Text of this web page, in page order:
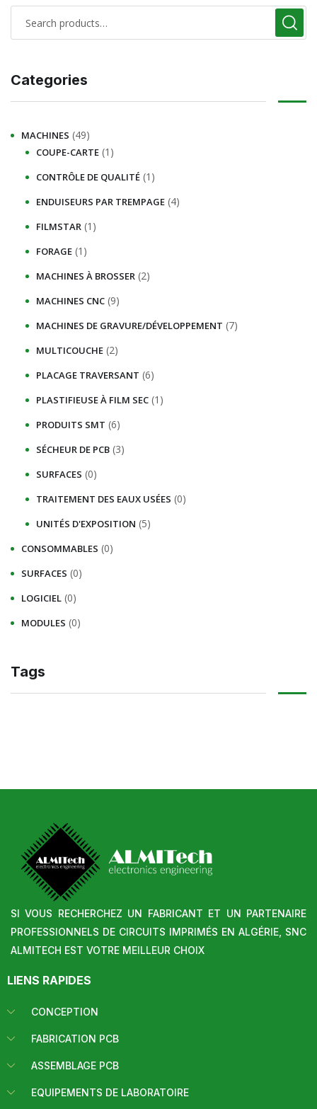
Categories
MACHINES (49)
COUPE-CARTE (1)
CONTRÔLE DE QUALITÉ (1)
ENDUISEURS PAR TREMPAGE (4)
FILMSTAR (1)
FORAGE (1)
MACHINES À BROSSER (2)
MACHINES CNC (9)
MACHINES DE GRAVURE/DÉVELOPPEMENT (7)
MULTICOUCHE (2)
PLACAGE TRAVERSANT (6)
PLASTIFIEUSE À FILM SEC (1)
PRODUITS SMT (6)
SÉCHEUR DE PCB (3)
SURFACES (0)
TRAITEMENT DES EAUX USÉES (0)
UNITÉS D'EXPOSITION (5)
CONSOMMABLES (0)
SURFACES (0)
LOGICIEL (0)
MODULES (0)
Tags
SI VOUS RECHERCHEZ UN FABRICANT ET UN PARTENAIRE
PROFESSIONNELS DE CIRCUITS IMPRIMÉS EN ALGÉRIE, SNC
ALMITECH EST VOTRE MEILLEUR CHOIX
LIENS RAPIDES
CONCEPTION
FABRICATION PCB
ASSEMBLAGE PCB
EQUIPEMENTS DE LABORATOIRE